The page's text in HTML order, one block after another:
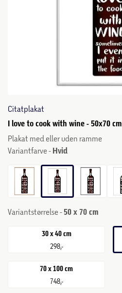
Citatplakat
I love to cook with wine - 50x70 cm
Plakat med eller uden ramme
Variantfarve - Hvid
Variantstørrelse - 50 x 70 cm
30 x 40 cm
298,-
70 x 100 cm
748,-